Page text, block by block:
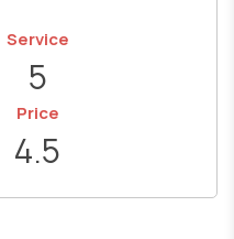
Service
5
Price
4.5